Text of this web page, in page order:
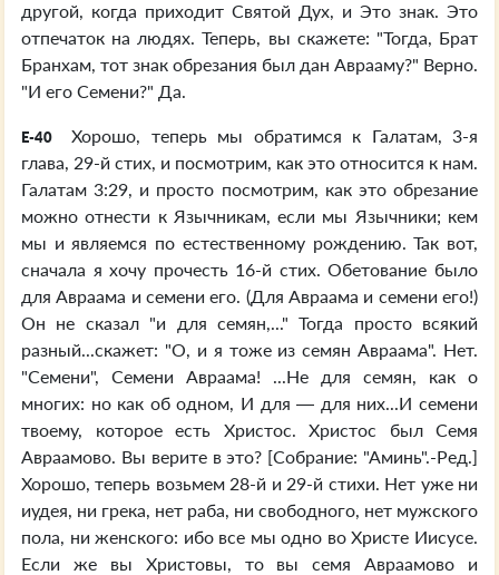
другой, когда приходит Святой Дух, и Это знак. Это
отпечаток на людях. Теперь, вы скажете: "Тогда, Брат
Бранхам, тот знак обрезания был дан Аврааму?" Верно.
"И его Семени?" Да.
E-40
Хорошо, теперь мы обратимся к Галатам, 3-я
глава, 29-й стих, и посмотрим, как это относится к нам.
Галатам 3:29, и просто посмотрим, как это обрезание
можно отнести к Язычникам, если мы Язычники; кем
мы и являемся по естественному рождению. Так вот,
сначала я хочу прочесть 16-й стих. Обетование было
для Авраама и семени его. (Для Авраама и семени его!)
Он не сказал "и для семян,..." Тогда просто всякий
разный...скажет: "О, и я тоже из семян Авраама". Нет.
"Семени", Семени Авраама! ...Не для семян, как о
многих: но как об одном, И для — для них...И семени
твоему, которое есть Христос. Христос был Семя
Авраамово. Вы верите в это? [Собрание: "Аминь".-Ред.]
Хорошо, теперь возьмем 28-й и 29-й стихи. Нет уже ни
иудея, ни грека, нет раба, ни свободного, нет мужского
пола, ни женского: ибо все мы одно во Христе Иисусе.
Если же вы Христовы, то вы семя Авраамово и